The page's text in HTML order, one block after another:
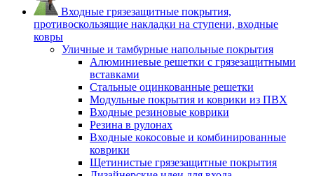
Входные грязезащитные покрытия,
противоскользящие накладки на ступени, входные
ковры
Уличные и тамбурные напольные покрытия
Алюминиевые решетки с грязезащитными
вставками
Стальные оцинкованные решетки
Модульные покрытия и коврики из ПВХ
Входные резиновые коврики
Резина в рулонах
Входные кокосовые и комбинированные
коврики
Щетинистые грязезащитные покрытия